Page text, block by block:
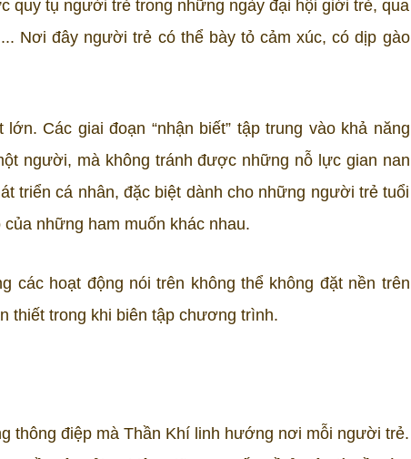
quy tụ người trẻ trong những ngày đại hội giới trẻ, qua
Nơi đây người trẻ có thể bày tỏ cảm xúc, có dịp gào
Các giai đoạn “nhận biết” tập trung vào khả năng
người, mà không tránh được những nỗ lực gian nan
triển cá nhân, đặc biệt dành cho những người trẻ tuổi
những ham muốn khác nhau.
các hoạt động nói trên không thể không đặt nền trên
thiết trong khi biên tập chương trình.
thông điệp mà Thần Khí linh hướng nơi mỗi người trẻ.